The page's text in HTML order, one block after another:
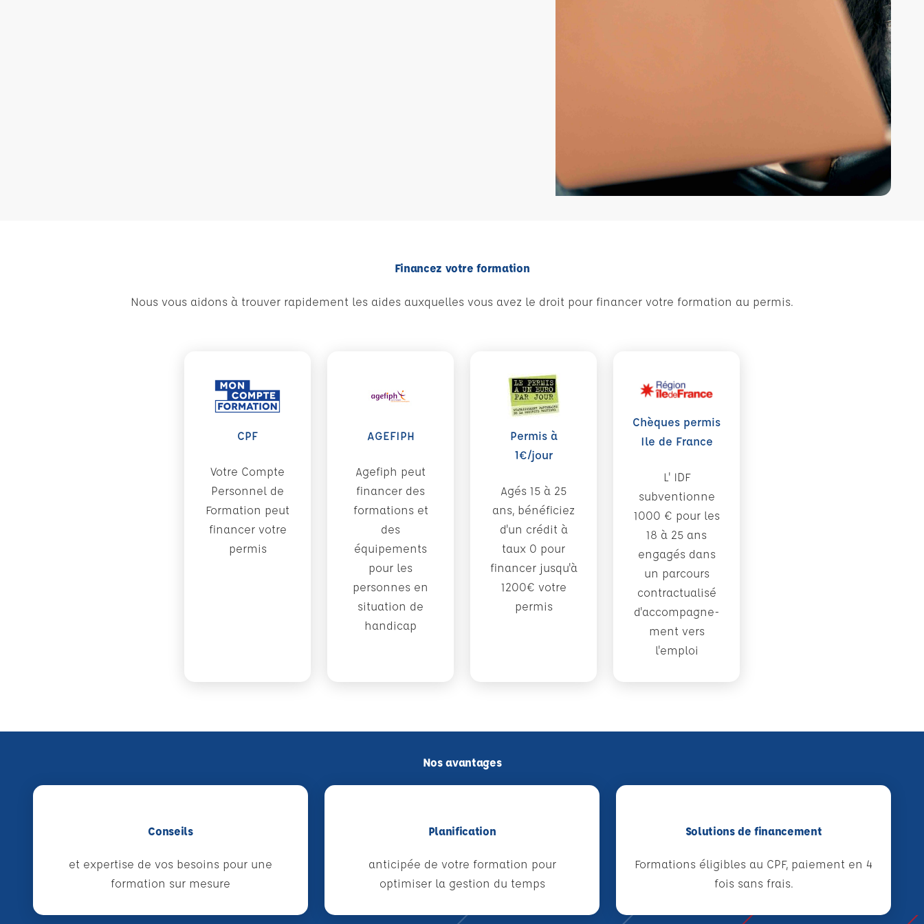
Financez votre formation
Nous vous aidons à trouver rapidement les aides auxquelles vous avez le droit pour financer votre formation au permis.
CPF
Votre Compte
Personnel de
Formation peut
financer votre
permis
AGEFIPH
Agefiph peut
financer des
formations et
des
équipements
pour les
personnes en
situation de
handicap
Permis à
1€/jour
Agés 15 à 25
ans, bénéficiez
d'un crédit à
taux 0 pour
financer jusqu'à
1200€ votre
permis
Chèques permis
Ile de France
L' IDF
subventionne
1000 € pour les
18 à 25 ans
engagés dans
un parcours
contractualisé
d'accompagne-
ment vers
l'emploi
Nos avantages
Conseils
et expertise de vos besoins pour une
formation sur mesure
Planification
anticipée de votre formation pour
optimiser la gestion du temps
Solutions de financement
Formations éligibles au CPF, paiement en 4
fois sans frais.